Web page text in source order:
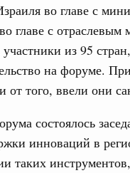
во главе с
главе с
из 95
на форуме.
от того, ввели они
состоялось
инноваций в
таких
союз.
рабочую
и